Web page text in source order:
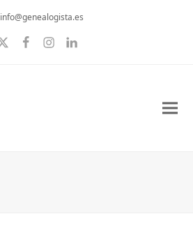
info@genealogista.es
TwitterFacebook
Instagram
LinkedIn